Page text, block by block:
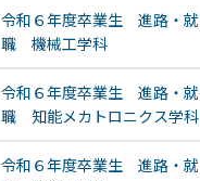
令和６年度卒業生 進路・就
職 機械工学科
令和６年度卒業生 進路・就
職 知能メカトロニクス学科
令和６年度卒業生 進路・就